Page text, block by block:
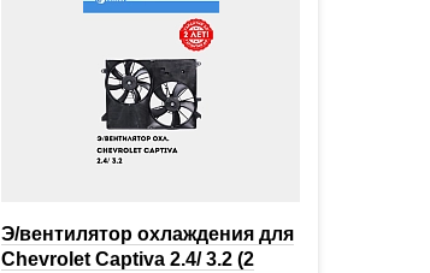
Э/вентилятор охлаждения для
Chevrolet Captiva 2.4/ 3.2 (2